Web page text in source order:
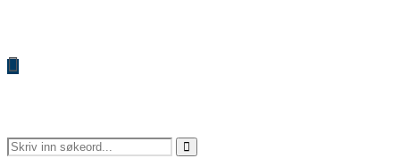
Search
Search